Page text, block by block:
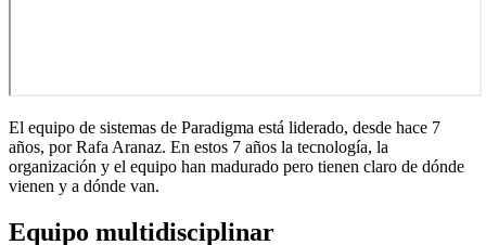
El equipo de sistemas de Paradigma está liderado, desde hace 7
años, por Rafa Aranaz. En estos 7 años la tecnología, la
organización y el equipo han madurado pero tienen claro de dónde
vienen y a dónde van.
Equipo multidisciplinar